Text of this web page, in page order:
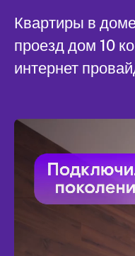
Квартиры в
проезд дом 10
интернет